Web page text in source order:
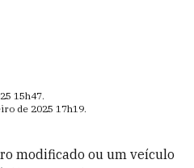
15h47.
de 2025 17h19.
modificado ou um veículo